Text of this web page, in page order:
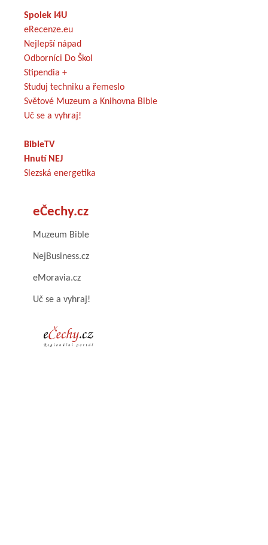
Spolek I4U
eRecenze.eu
Nejlepší nápad
Odborníci Do Škol
Stipendia +
Studuj techniku a řemeslo
Světové Muzeum a Knihovna Bible
Uč se a vyhraj!
BibleTV
Hnutí NEJ
Slezská energetika
eČechy.cz
Muzeum Bible
NejBusiness.cz
eMoravia.cz
Uč se a vyhraj!